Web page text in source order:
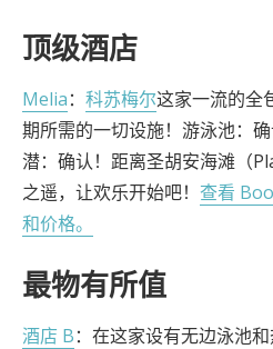
顶级酒店
Melia： 科苏梅尔这家一流的全
期所需的一切设施！游泳池：
潜：确认！距离圣胡安海滩（
之遥，让欢乐开始吧！ 查看
和价格。
最物有所值
酒店 B：在这家设有无边泳池